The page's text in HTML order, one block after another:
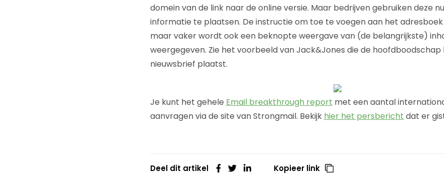
domein van de link naar de online versie. Maar bedrijven gebruiken deze
informatie te plaatsen. De instructie om toe te voegen aan het
maar vaker wordt ook een beknopte weergave van (de belangrijkste)
weergegeven. Zie het voorbeeld van Jack&Jones die de hoofdboodschap
nieuwsbrief plaatst.
Je kunt het gehele Email breakthrough report met een aantal
aanvragen via de site van Strongmail. Bekijk hier het persbericht dat er
Deel dit artikel Kopieer link